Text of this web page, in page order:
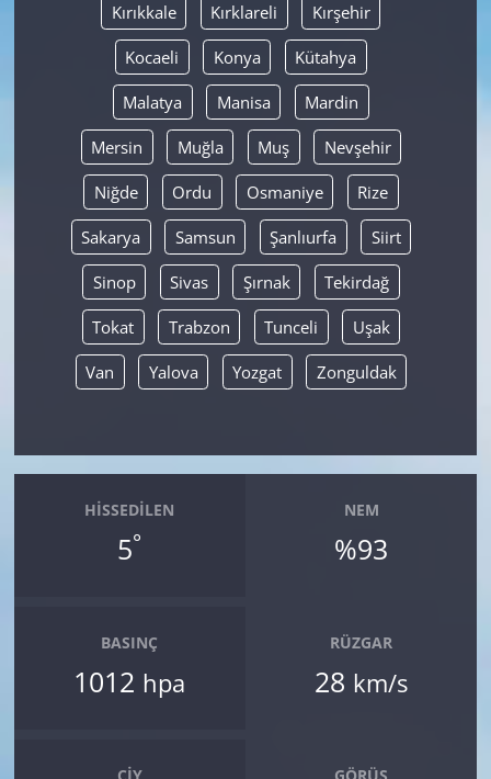
Kırıkkale Kırklareli Kırşehir
Kocaeli Konya Kütahya
Malatya Manisa Mardin
Mersin Muğla Muş Nevşehir
Niğde Ordu Osmaniye Rize
Sakarya Samsun Şanlıurfa Siirt
Sinop Sivas Şırnak Tekirdağ
Tokat Trabzon Tunceli Uşak
Van Yalova Yozgat Zonguldak
HISSEDILEN
5°
NEM
%93
BASINÇ
1012 hpa
RÜZGAR
28 km/s